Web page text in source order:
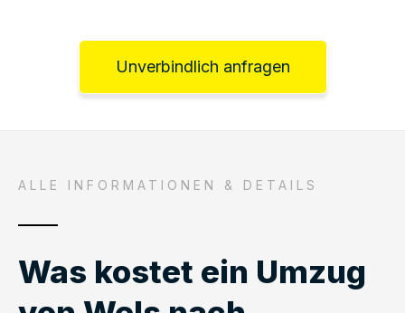
Unverbindlich anfragen
ALLE INFORMATIONEN & DETAILS
Was kostet ein Umzug